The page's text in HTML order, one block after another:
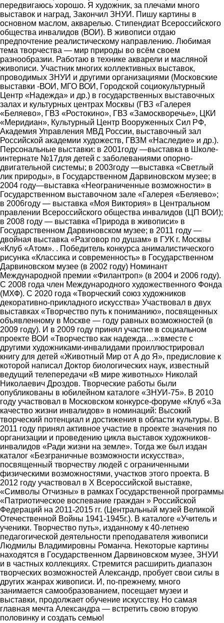
передвигаюсь хорошо. Я художник, за плечами много
выставок и наград, Закончил ЗНУИ. Пишу картины в
основном маслом, акварелью. Стипендиат Всероссийского
общества инвалидов (ВОИ). В живописи отдаю
предпочтение реалистическому направлению. Любимая
тема творчества ― мир природы во всём своем
разнообразии. Работаю в технике акварели и масляной
живописи. Участник многих коллективных выставок,
проводимых ЗНУИ и другими организациями (Московские
выставки -ВОИ, МГО ВОИ, Городской социокультурный
Центр «Надежда» и др.) в государственных выставочных
залах и культурных центрах Москвы (ГВЗ «Галерея
«Беляево», ГВЗ «Ростокино», ГВЗ «Замоскворечье», ЦКИ
«Меридиан», Культурный Центр Вооруженных Сил РФ,
Академия Управления МВД России, выставочный зал
Российской академии художеств, ГВЗМ «Наследие» и др.).
Персональные выставки: в 2001году ―выставка в Школе-
интернате №17для детей с заболеваниями опорно-
двигательной системы; в 2003году ―выставка «Светлый
лик природы», в Государственном Дарвиновском музее; в
2004 году―выставка «Неограниченные возможности» в
Государственном выставочном зале «Галерея «Беляево»;
в 2006году ― выставка «Моя Виктория» в Центральном
правлении Всероссийского общества инвалидов (ЦП ВОИ);
в 2008 году ― выставка «Природа в живописи» в
Государственном Дарвиновском музее; в 2011 году ―
двойная выставка «Разговор по душам» в ГУК г. Москвы
«Клуб «Атом». . Победитель конкурса анималистического
рисунка «Классика и современность» в Государственном
Дарвиновском музее (в 2002 году) Номинант
Международной премии «Филантроп» (в 2004 и 2006 году).
С 2008 года член Международного художественного Фонда
(МХФ). С 2020 года «Творческий союз художников
декоративно-прикладного искусства» Участвовал в двух
выставках «Творчество путь к пониманию», посвященных
объявленному в Москве ― году равных возможностей (в
2009 году). И в 2009 году принял участие в социальном
проекте ВОИ «Творчество как надежда…»:вместе с
другими художниками-инвалидами проиллюстрировал
книгу для детей «Животный Мир от А до Я», предисловие к
которой написал Доктор биологических наук, известный
ведущий телепередачи «В мире животных» Николай
Николаевич Дроздов. Творческие работы были
опубликованы в юбилейном каталоге «ЗНУИ-75». В 2010
году участвовал в Московском конкурсе-форуме «Клуб «За
качество жизни инвалидов» в номинаций: Высокий
творческий потенциал и достижения в области культуры. В
2011 году принял активное участие в проекте значения по
организации и проведению цикла выставок художников-
инвалидов «Ради жизни на земле». Тогда же был издан
каталог «Безграничные возможности искусства»,
посвященный творчеству людей с ограниченными
физическими возможностями, участков этого проекта. В
2012 году участвовал в Х Всероссийской выставке,
«Символы Отчизны» в рамках Государственной программы
«Патриотическое воспевание граждан » Российской
Федераций на 2011-2015 гг. (Центральный музей Великой
Отечественной Войны 1941-1945г.). В каталоге «Учитель и
ученики. Творчество путь», изданному к 40-летнею
педагогической деятельности преподавателя живописи
Людмилы Владимировны Романча. Некоторые картины
находятся в Государственном Дарвиновском музее, ЗНУИ
и в частных коллекциях. Стремится расширить диапазон
творческих возможностей Александр, пробует свои силы в
других жанрах живописи. И, по-прежнему, много
занимается самообразованием, посещает музеи и
выставки, продолжает обучение искусству. Но самая
главная мечта Александра — встретить свою вторую
половинку и создать семью!